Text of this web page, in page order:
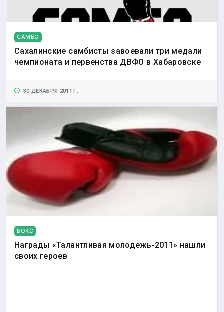
САМБО
Сахалинские самбисты завоевали три медали
чемпионата и первенства ДВФО в Хабаровске
30 ДЕКАБРЯ 2011 Г.
БОКС
Награды «Талантливая молодежь-2011» нашли
своих героев